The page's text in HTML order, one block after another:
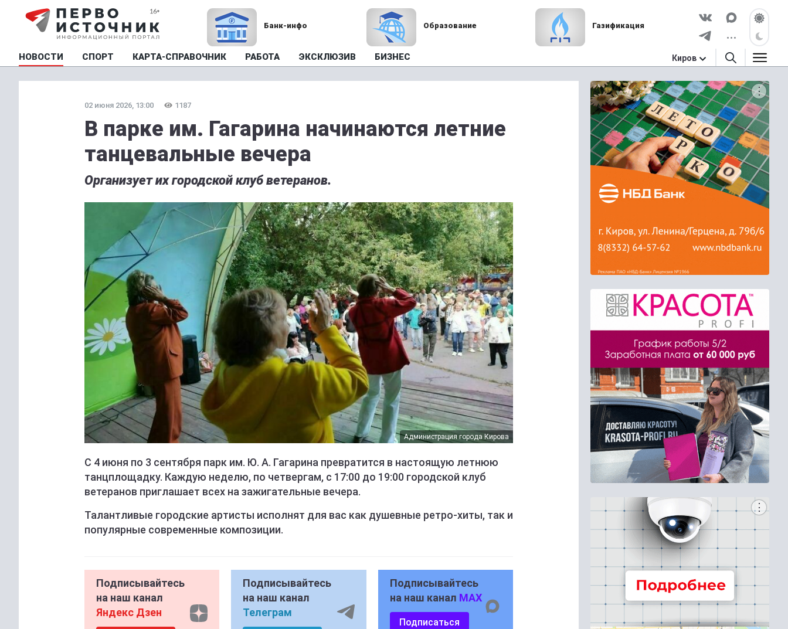
Банк-инфо Образование Газификация
НОВОСТИ СПОРТ КАРТА-СПРАВОЧНИК РАБОТА ЭКСКЛЮЗИВ БИЗНЕС Киров
02 июня 2026, 13:00 1187
В парке им. Гагарина начинаются летние
танцевальные вечера
Организует их городской клуб ветеранов.
Администрация города Кирова
С 4 июня по 3 сентября парк им. Ю. А. Гагарина превратится в настоящую летнюю
танцплощадку. Каждую неделю, по четвергам, с 17:00 до 19:00 городской клуб
ветеранов приглашает всех на зажигательные вечера.
Талантливые городские артисты исполнят для вас как душевные ретро-хиты, так и
популярные современные композиции.
Подписывайтесь
на наш канал
Яндекс Дзен
Подписывайтесь
на наш канал
Телеграм
Подписывайтесь
на наш канал MAX
Подписаться